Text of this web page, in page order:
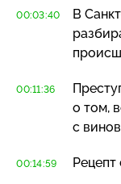
00:03:40 В
00:11:36
о том,
с
00:14:59